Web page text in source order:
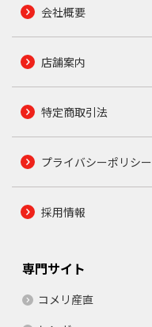
会社概要
店舗案内
特定商取引法
プライバシーポリシー
採用情報
専門サイト
コメリ産直